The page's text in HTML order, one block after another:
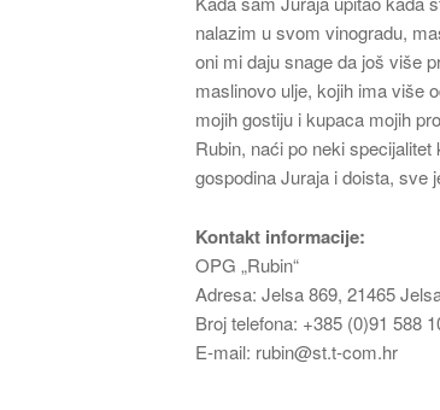
nalazim u svom vinogradu,
oni mi daju snage da još više
maslinovo ulje, kojih ima više
mojih gostiju i kupaca mojih
Rubin, naći po neki
gospodina Juraja i doista, sve
Kontakt informacije:
OPG „Rubin“
Adresa: Jelsa 869, 21465
Broj telefona: +385 (0)91 588
E-mail: rubin@st.t-com.hr